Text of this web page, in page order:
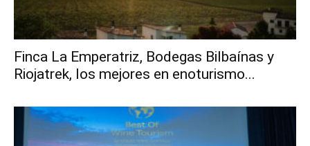
Finca La Emperatriz, Bodegas Bilbaínas y
Riojatrek, los mejores en enoturismo...